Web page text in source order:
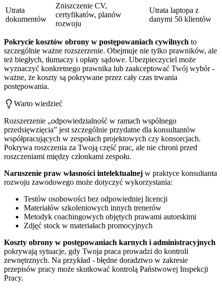
Utrata
dokumentów
Zniszczenie CV,
certyfikatów, planów
rozwoju
Utrata laptopa z
danymi 50 klientów
Pokrycie kosztów obrony w postępowaniach cywilnych to
szczególnie ważne rozszerzenie. Obejmuje nie tylko prawników, ale
też biegłych, tłumaczy i opłaty sądowe. Ubezpieczyciel może
wyznaczyć konkretnego prawnika lub zaakceptować Twój wybór -
ważne, że koszty są pokrywane przez cały czas trwania
postępowania.
Warto wiedzieć
Rozszerzenie „odpowiedzialność w ramach wspólnego
przedsięwzięcia” jest szczególnie przydatne dla konsultantów
współpracujących w zespołach projektowych czy konsorcjach.
Pokrywa roszczenia za Twoją część prac, ale nie chroni przed
roszczeniami między członkami zespołu.
Naruszenie praw własności intelektualnej w praktyce konsultanta
rozwoju zawodowego może dotyczyć wykorzystania:
Testów osobowości bez odpowiedniej licencji
Materiałów szkoleniowych innych trenerów
Metodyk coachingowych objętych prawami autorskimi
Zdjęć stock w materiałach promocyjnych
Koszty obrony w postępowaniach karnych i administracyjnych
pokrywają sytuacje, gdy Twoja praca prowadzi do kontroli
zewnętrznych. Na przykład - błędne doradztwo w zakresie
przepisów pracy może skutkować kontrolą Państwowej Inspekcji
Pracy.